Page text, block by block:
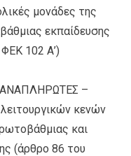
μονάδες της
εκπαίδευσης
102 Α’)
–
κενών
και
(άρθρο 86 του